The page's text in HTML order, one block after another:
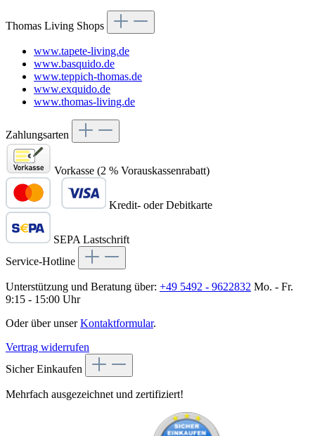
Thomas Living Shops
www.tapete-living.de
www.basquido.de
www.teppich-thomas.de
www.exquido.de
www.thomas-living.de
Zahlungsarten
Vorkasse (2 % Vorauskassenrabatt)
Kredit- oder Debitkarte
SEPA Lastschrift
Service-Hotline
Unterstützung und Beratung über: +49 5492 - 9622832 Mo. - Fr.
9:15 - 15:00 Uhr
Oder über unserKontaktformular.
Vertrag widerrufen
Sicher Einkaufen
Mehrfach ausgezeichnet und zertifiziert!